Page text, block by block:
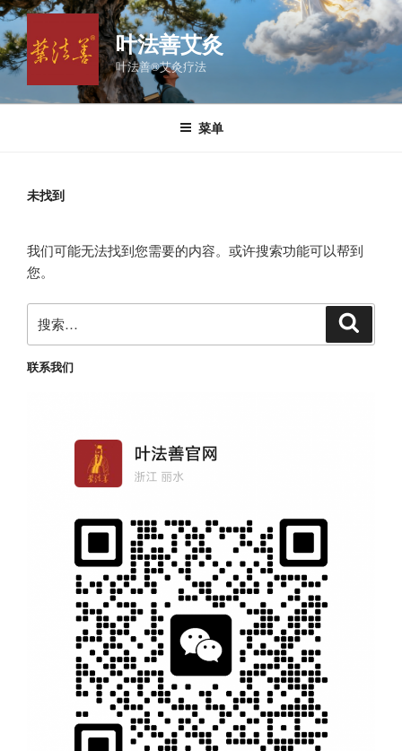
跳
至
内
容
叶法善艾灸
叶法善®艾灸疗法
菜单
未找到
我们可能无法找到您需要的内容。或许搜索功能可以帮到
您。
索：
联系我们